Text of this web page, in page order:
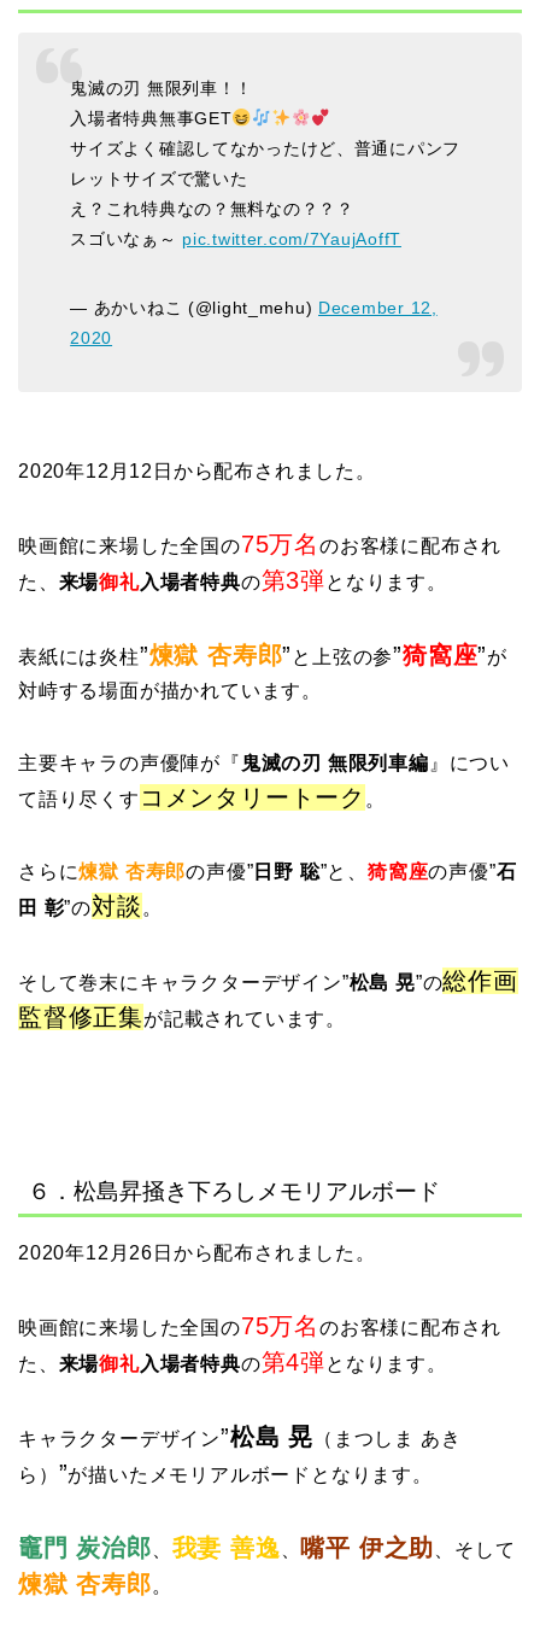
鬼滅の刃 無限列車！！
入場者特典無事GET
サイズよく確認してなかったけど、普通にパンフ
レットサイズで驚いた
え？これ特典なの？無料なの？？？
スゴいなぁ～ pic.twitter.com/7YaujAoffT
— あかいねこ (@light_mehu) December 12,
2020
2020年12月12日から配布されました。
映画館に来場した全国の75万名のお客様に配布され
た、 来場御礼入場者特典の第3弾となります。
表紙には炎柱”煉獄 杏寿郎” と上弦の参”猗窩座”が
対峙する場面が描かれています。
主要キャラの声優陣が『 鬼滅の刃 無限列車編 』につい
て語り尽くす コメンタリートーク 。
さらに煉獄 杏寿郎の声優” 日野 聡”と、猗窩座の声優”石
田 彰”の対談 。
そして巻末にキャラクターデザイン”松島 晃”の総作画
監督修正集が記載されています。
６．松島昇掻き下ろしメモリアルボード
2020年12月26日から配布されました。
映画館に来場した全国の75万名のお客様に配布され
た、 来場御礼入場者特典の第4弾となります。
キャラクターデザイン”松島 晃 （まつしま あき
ら） ”が描いたメモリアルボードとなります。
竈門 炭治郎 我妻 善逸 嘴平 伊之助 、そして
煉獄 杏寿郎。